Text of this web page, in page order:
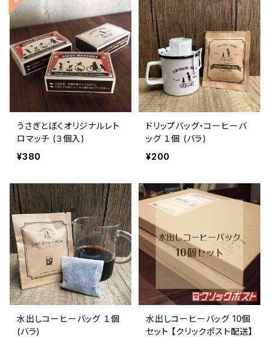
うさぎとぼくオリジナルレト
ロマッチ (３個入)
¥380
ドリップバッグ・コーヒーバ
ッグ １個 (バラ)
¥200
水出しコーヒーバッグ １個
(バラ)
水出しコーヒーバッグ 10個
セット 【クリックポスト配送】